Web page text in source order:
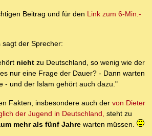
Beitrag und für den Link zum 6-Min.-
der Sprecher:
nicht zu Deutschland, so wenig wie der
nur eine Frage der Dauer? - Dann warten
- und der Islam gehört auch dazu."
Fakten, insbesondere auch der von Dieter
der Jugend in Deutschland, steht zu
mehr als fünf Jahre warten müssen.